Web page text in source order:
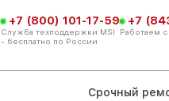
+7 (800) 101-17-59
Служба техподдержки MSI
- бесплатно по России
+7
Работаем с
Срочный